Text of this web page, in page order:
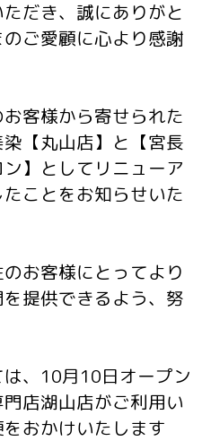
だき、誠にありがと
ご愛顧に心より感謝
客様から寄せられた
【丸山店】と【宮⻑
】としてリニューア
ことをお知らせいた
お客様にとってより
提供できるよう、努
、10月10日オープン
店湖山店がご利用い
おかけいたします